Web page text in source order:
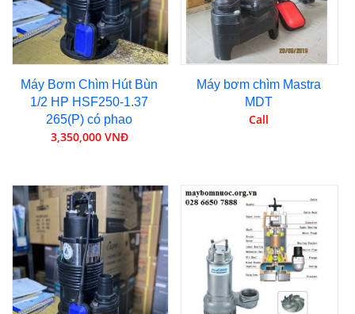
Máy Bơm Chìm Hút Bùn
1/2 HP HSF250-1.37
265(P) có phao
3,350,000 VNĐ
Máy bơm chìm Mastra
MDT
Call